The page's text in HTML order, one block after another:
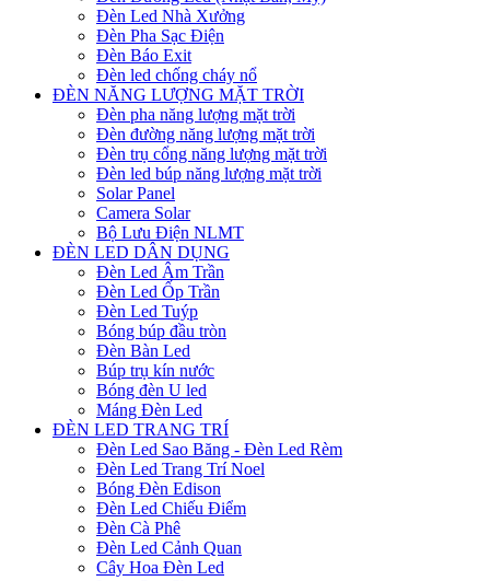
Đèn Led Nhà Xưởng
Đèn Pha Sạc Điện
Đèn Báo Exit
Đèn led chống cháy nổ
ĐÈN NĂNG LƯỢNG MẶT TRỜI
Đèn pha năng lượng mặt trời
Đèn đường năng lượng mặt trời
Đèn trụ cổng năng lượng mặt trời
Đèn led búp năng lượng mặt trời
Solar Panel
Camera Solar
Bộ Lưu Điện NLMT
ĐÈN LED DÂN DỤNG
Đèn Led Âm Trần
Đèn Led Ốp Trần
Đèn Led Tuýp
Bóng búp đầu tròn
Đèn Bàn Led
Búp trụ kín nước
Bóng đèn U led
Máng Đèn Led
ĐÈN LED TRANG TRÍ
Đèn Led Sao Băng - Đèn Led Rèm
Đèn Led Trang Trí Noel
Bóng Đèn Edison
Đèn Led Chiếu Điểm
Đèn Cà Phê
Đèn Led Cảnh Quan
Cây Hoa Đèn Led